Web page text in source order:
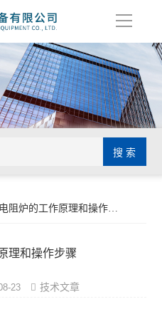
导
阻炉的工作原理和操作步骤
理和操作步骤
23 技术文章